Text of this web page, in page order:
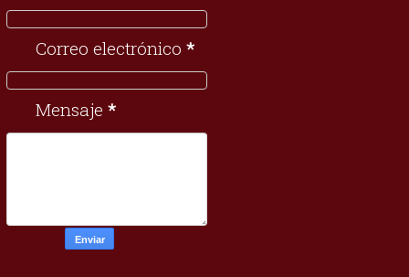
Correo electrónico *
Mensaje *